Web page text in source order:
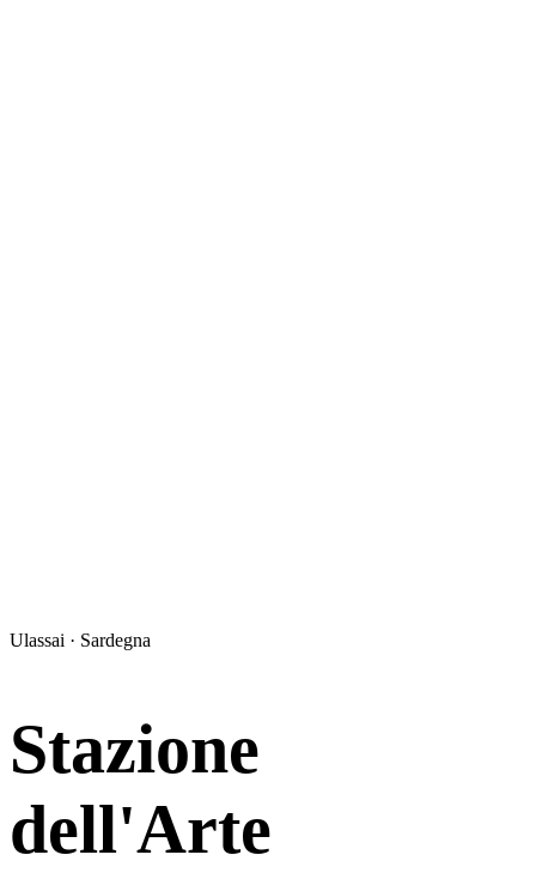
Ulassai · Sardegna
Stazione
dell'Arte